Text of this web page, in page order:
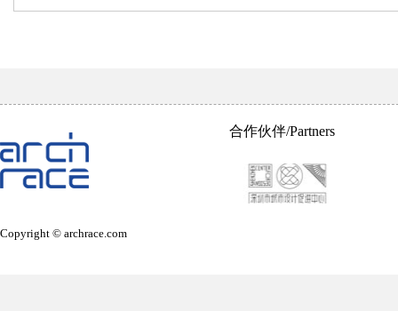
Copyright © archrace.com
合作伙伴/Partners